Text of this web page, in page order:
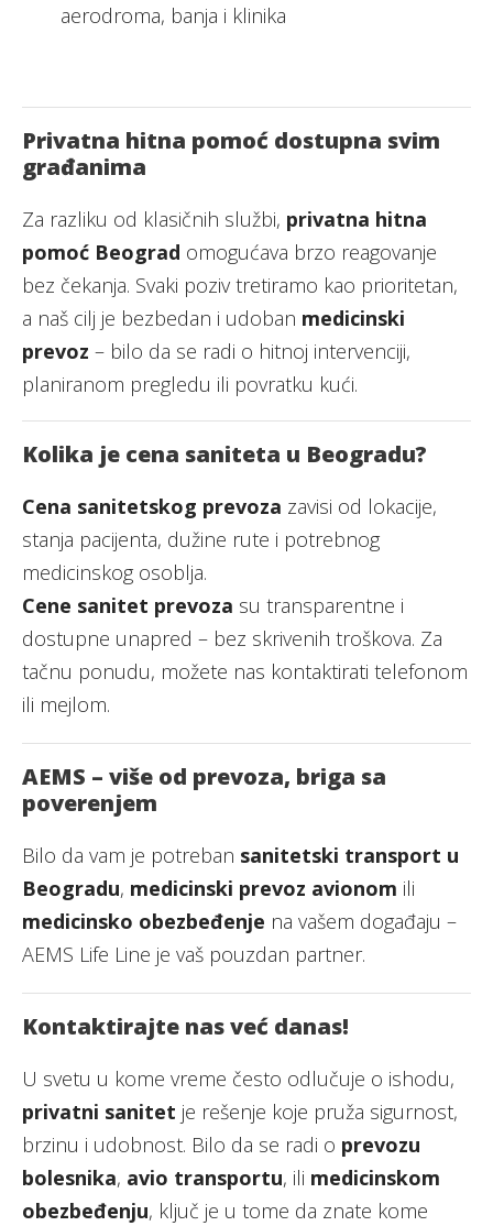
aerodroma, banja i klinika
Privatna hitna pomoć dostupna svim
građanima
Za razliku od klasičnih službi, privatna hitna
pomoć Beograd omogućava brzo reagovanje
bez čekanja. Svaki poziv tretiramo kao prioritetan,
a naš cilj je bezbedan i udoban medicinski
prevoz – bilo da se radi o hitnoj intervenciji,
planiranom pregledu ili povratku kući.
Kolika je cena saniteta u Beogradu?
Cena sanitetskog prevoza zavisi od lokacije,
stanja pacijenta, dužine rute i potrebnog
medicinskog osoblja.
Cene sanitet prevoza su transparentne i
dostupne unapred – bez skrivenih troškova. Za
tačnu ponudu, možete nas kontaktirati telefonom
ili mejlom.
AEMS – više od prevoza, briga sa
poverenjem
Bilo da vam je potreban sanitetski transport u
Beogradu, medicinski prevoz avionom ili
medicinsko obezbeđenje na vašem događaju –
AEMS Life Line je vaš pouzdan partner.
Kontaktirajte nas već danas!
U svetu u kome vreme često odlučuje o ishodu,
privatni sanitet je rešenje koje pruža sigurnost,
brzinu i udobnost. Bilo da se radi o prevozu
bolesnika, avio transportu, ili medicinskom
obezbeđenju, ključ je u tome da znate kome